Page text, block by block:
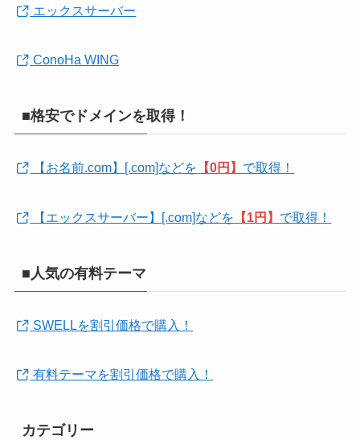
エックスサーバー
ConoHa WING
■格安でドメインを取得！
【お名前.com】[.com]などを 【0円】 で取得！
【エックスサーバー】[.com]などを 【1円】 で取得！
■人気の有料テーマ
SWELLを割引価格で購入！
有料テーマを割引価格で購入！
カテゴリー